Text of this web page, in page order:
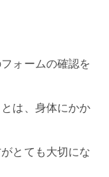
ォームの確認を
は、身体にかか
とても大切にな